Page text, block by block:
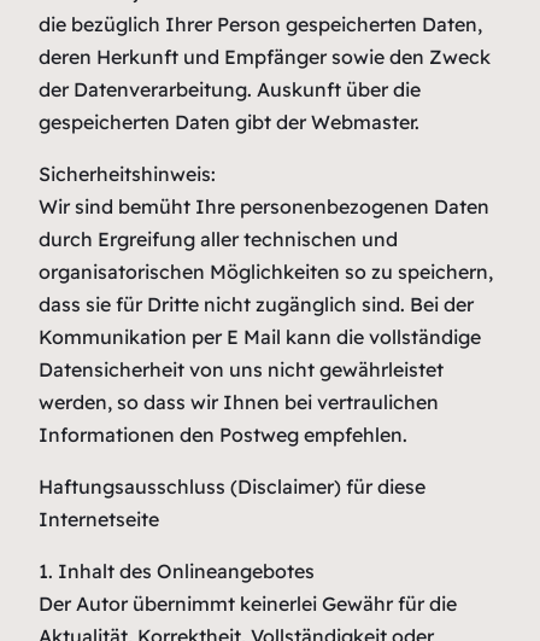
die bezüglich Ihrer Person gespeicherten Daten,
deren Herkunft und Empfänger sowie den Zweck
der Datenverarbeitung. Auskunft über die
gespeicherten Daten gibt der Webmaster.
Sicherheitshinweis:
Wir sind bemüht Ihre personenbezogenen Daten
durch Ergreifung aller technischen und
organisatorischen Möglichkeiten so zu speichern,
dass sie für Dritte nicht zugänglich sind. Bei der
Kommunikation per E Mail kann die vollständige
Datensicherheit von uns nicht gewährleistet
werden, so dass wir Ihnen bei vertraulichen
Informationen den Postweg empfehlen.
Haftungsausschluss (Disclaimer) für diese
Internetseite
1. Inhalt des Onlineangebotes
Der Autor übernimmt keinerlei Gewähr für die